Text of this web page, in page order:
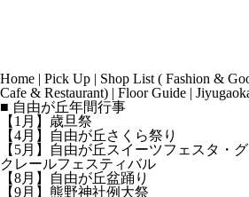
Home | Pick Up | Shop List ( Fashion &
Cafe & Restaurant) | Floor Guide |
■ 自由が丘年間行事
【1月】歳旦祭
【4月】自由が丘さくら祭り
【5月】自由が丘スイーツフェスタ・
クレールフェスティバル
【8月】自由が丘盆踊り
【9月】熊野神社例大祭